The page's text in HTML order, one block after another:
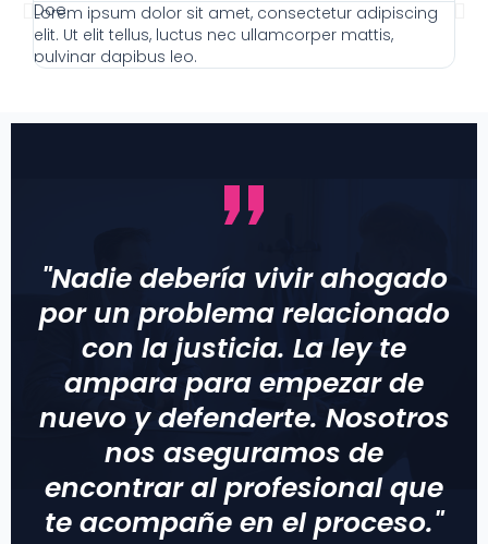
Lorem ipsum dolor sit amet, consectetur adipiscing
elit. Ut elit tellus, luctus nec ullamcorper mattis,
pulvinar dapibus leo.
"Nadie debería vivir ahogado
por un problema relacionado
con la justicia. La ley te
ampara para empezar de
nuevo y defenderte. Nosotros
nos aseguramos de
encontrar al profesional que
te acompañe en el proceso."